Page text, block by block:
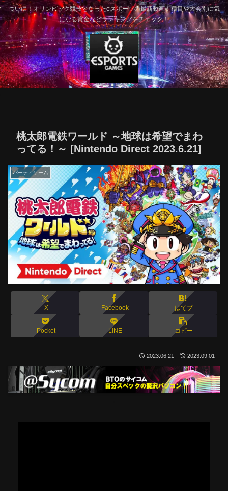
ついに！オリンピック競技となったeスポーツの最新動画！種目や大会別に気
になる賞金などランキングをチェック！
桃太郎電鉄ワールド ～地球は希望でまわ
ってる！～ [Nintendo Direct 2023.6.21]
パーティゲーム
X Facebook はてブ
Pocket LINE コピー
2023.06.21 2023.09.01